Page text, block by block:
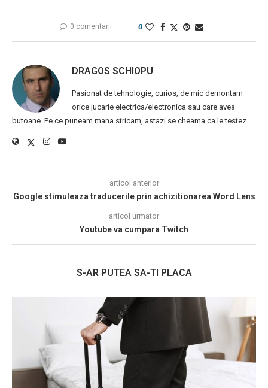
0 comentarii 0
DRAGOS SCHIOPU
Pasionat de tehnologie, curios, de mic demontam
orice jucarie electrica/electronica sau care avea
butoane. Pe ce puneam mana stricam, astazi se cheama ca le testez.
articol anterior
Google stimuleaza traducerile prin achizitionarea Word Lens
articol urmator
Youtube va cumpara Twitch
S-AR PUTEA SA-TI PLACA